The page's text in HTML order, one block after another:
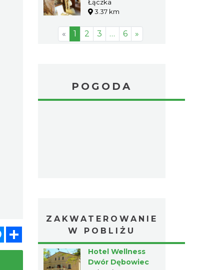
Messenger
Klimowskiego w
Łączce
Łączka
3.37 km
« 1 2 3 … 6 »
POGODA
ZAKWATEROWANIE
W POBLIŻU
Hotel Wellness
Dwór Dębowiec